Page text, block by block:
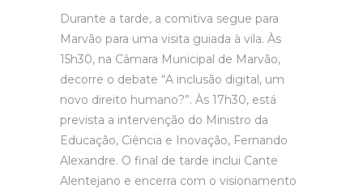
Durante a tarde, a comitiva segue para
Marvão para uma visita guiada à vila. Às
15h30, na Câmara Municipal de Marvão,
decorre o debate “A inclusão digital, um
novo direito humano?”. Às 17h30, está
prevista a intervenção do Ministro da
Educação, Ciência e Inovação, Fernando
Alexandre. O final de tarde inclui Cante
Alentejano e encerra com o visionamento